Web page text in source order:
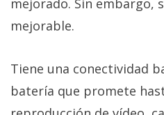
mejorado. Sin embargo,
mejorable.
Tiene una conectividad
batería que promete